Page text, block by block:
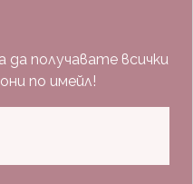
да получавате всички
по имейл!